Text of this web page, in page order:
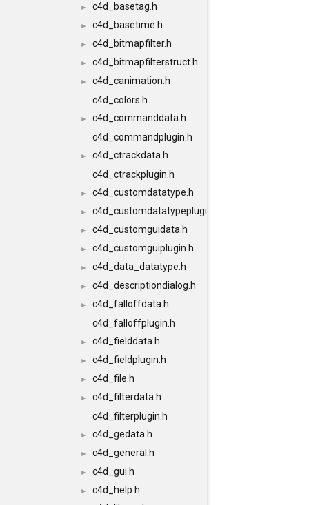
► c4d_basetag.h
► c4d_basetime.h
► c4d_bitmapfilter.h
► c4d_bitmapfilterstruct.h
►
c4d_canimation.h
c4d_colors.h
►
c4d_commanddata.h
c4d_commandplugin.h
►
c4d_ctrackdata.h
c4d_ctrackplugin.h
► c4d_customdatatype.h
► c4d_customdatatypeplugin.h
► c4d_customguidata.h
► c4d_customguiplugin.h
► c4d_data_datatype.h
► c4d_descriptiondialog.h
►
c4d_falloffdata.h
c4d_falloffplugin.h
► c4d_fielddata.h
► c4d_fieldplugin.h
► c4d_file.h
►
c4d_filterdata.h
c4d_filterplugin.h
► c4d_gedata.h
► c4d_general.h
► c4d_gui.h
►
c4d_help.h